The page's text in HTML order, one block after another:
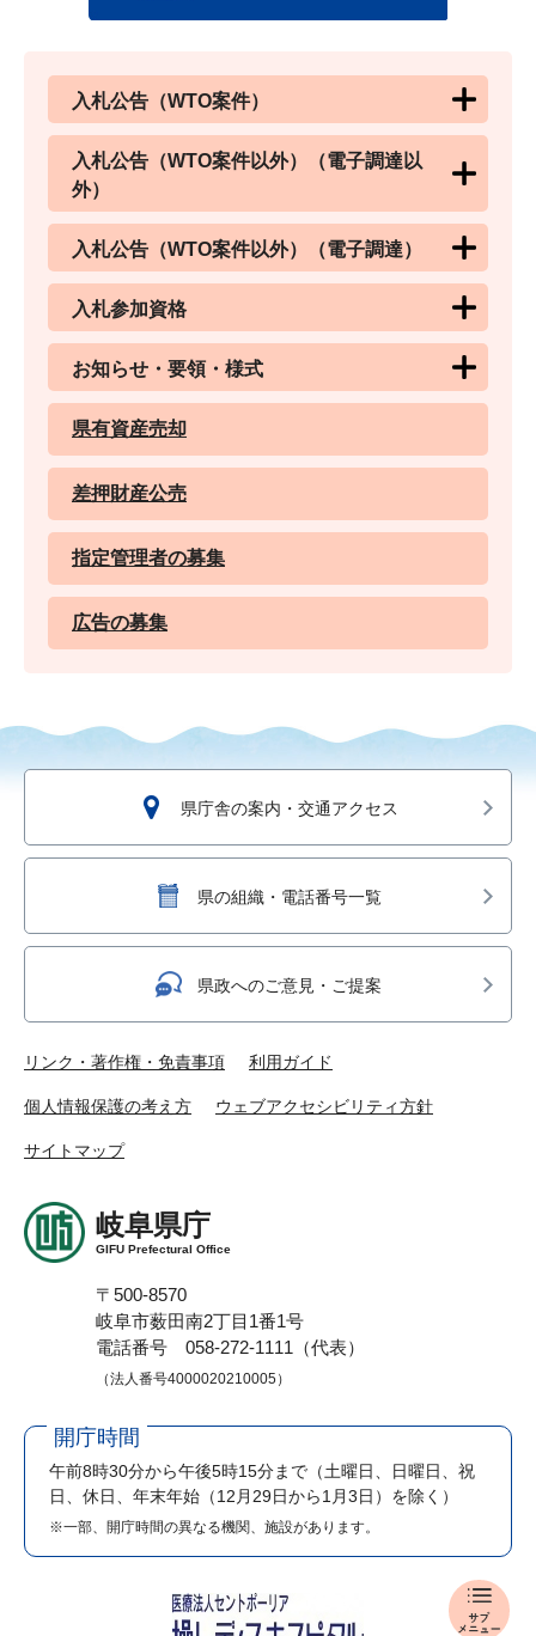
入
入札公告（WTO案件）
入札公告（WTO案件以外）（電子調達以
外）
入札公告（WTO案件以外）（電子調達）
入札参加資格
お知らせ・要領・様式
県有資産売却
差押財産公売
指定管理者の募集
広告の募集
県庁舎の案内・交通アクセス
県の組織・電話番号一覧
県政へのご意見・ご提案
リンク・著作権・免責事項 利用ガイド
個人情報保護の考え方 ウェブアクセシビリティ方針
サイトマップ
岐阜県庁
GIFU Prefectural Office
〒500-8570
岐阜市薮田南2丁目1番1号
電話番号 058-272-1111（代表）
（法人番号4000020210005）
開庁時間
午前8時30分から午後5時15分まで （土曜日、日曜日、祝
日、休日、年末年始（12月29日から1月3日）を除く）
※一部、開庁時間の異なる機関、施設があります。